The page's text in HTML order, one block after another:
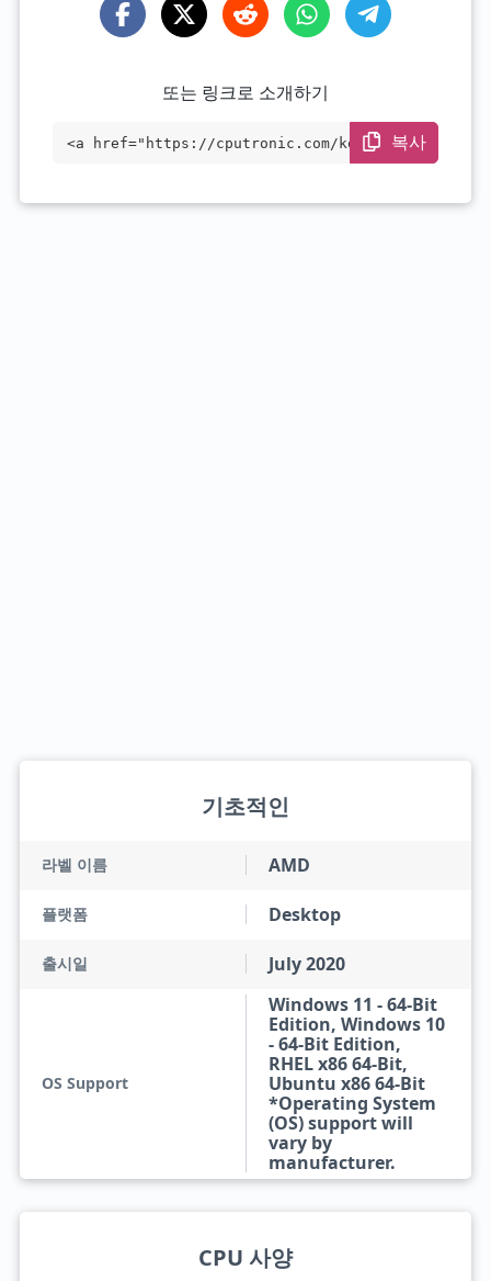
또는 링크로 소개하기
<a href="https://cputronic.com/ko/cpu/am
복사
기초적인
라벨 이름 AMD
플랫폼 Desktop
출시일 July 2020
OS Support
Windows 11 - 64-Bit
Edition, Windows 10
- 64-Bit Edition,
RHEL x86 64-Bit,
Ubuntu x86 64-Bit
*Operating System
(OS) support will
vary by
manufacturer.
CPU 사양